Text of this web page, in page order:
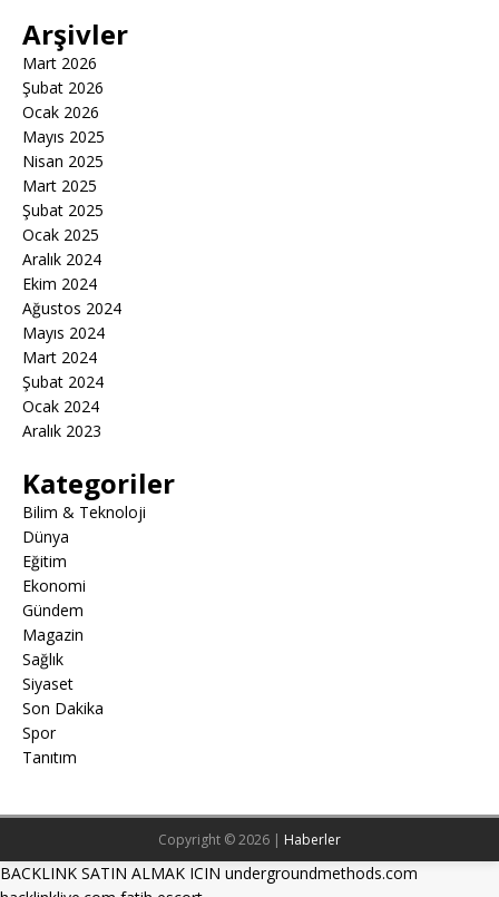
Arşivler
Mart 2026
Şubat 2026
Ocak 2026
Mayıs 2025
Nisan 2025
Mart 2025
Şubat 2025
Ocak 2025
Aralık 2024
Ekim 2024
Ağustos 2024
Mayıs 2024
Mart 2024
Şubat 2024
Ocak 2024
Aralık 2023
Kategoriler
Bilim & Teknoloji
Dünya
Eğitim
Ekonomi
Gündem
Magazin
Sağlık
Siyaset
Son Dakika
Spor
Tanıtım
Copyright © 2026 | Haberler
BACKLINK SATIN ALMAK ICIN undergroundmethods.com